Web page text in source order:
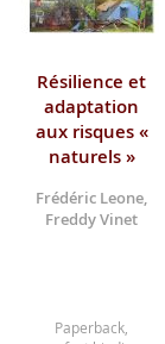
Résilience et
adaptation
aux risques «
naturels »
Frédéric Leone,
Freddy Vinet
Paperback,